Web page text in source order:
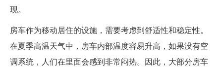
现。
房车作为移动居住的设施，需要考虑到舒适性和稳定性。
在夏季高温天气中，房车内部温度容易升高，如果没有空
调系统，人们在里面会感到非常闷热。因此，大部分房车